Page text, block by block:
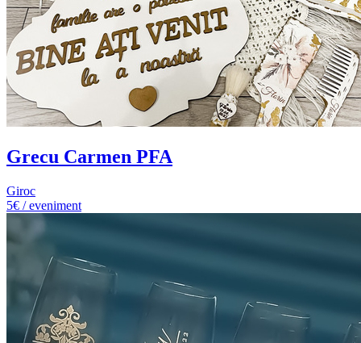
Grecu Carmen PFA
Giroc
5€ / eveniment